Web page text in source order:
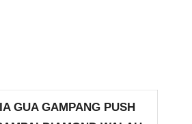
GUA GAMPANG PUSH